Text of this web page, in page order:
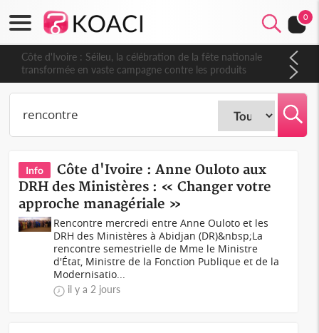
0
Côte d'Ivoire : Séileu, la célébration de la fête nationale
transformée en vaste campagne contre les produits
dépigmentants dangereux
Info
Côte d'Ivoire : Anne Ouloto aux
DRH des Ministères : « Changer votre
approche managériale »
Rencontre mercredi entre Anne Ouloto et les
DRH des Ministères à Abidjan (DR)&nbsp;La
rencontre semestrielle de Mme le Ministre
d'État, Ministre de la Fonction Publique et de la
Modernisatio...
il y a 2 jours